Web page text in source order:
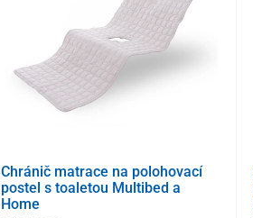
Chránič matrace na polohovací
postel s toaletou Multibed a
Home